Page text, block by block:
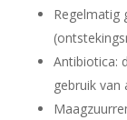
Regelmatig
Antibiotica:
gebruik van